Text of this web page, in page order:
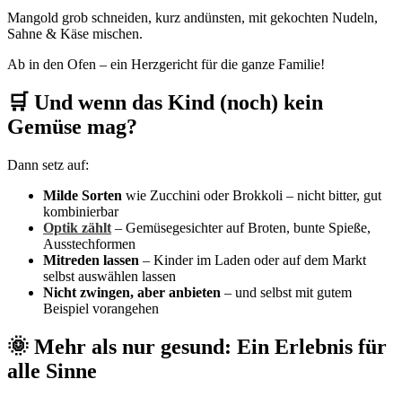
Mangold grob schneiden, kurz andünsten, mit gekochten Nudeln,
Sahne & Käse mischen.
Ab in den Ofen – ein Herzgericht für die ganze Familie!
🛒 Und wenn das Kind (noch) kein
Gemüse mag?
Dann setz auf:
Milde Sorten wie Zucchini oder Brokkoli – nicht bitter, gut
kombinierbar
Optik zählt – Gemüsegesichter auf Broten, bunte Spieße,
Ausstechformen
Mitreden lassen – Kinder im Laden oder auf dem Markt
selbst auswählen lassen
Nicht zwingen, aber anbieten – und selbst mit gutem
Beispiel vorangehen
🌞 Mehr als nur gesund: Ein Erlebnis für
alle Sinne